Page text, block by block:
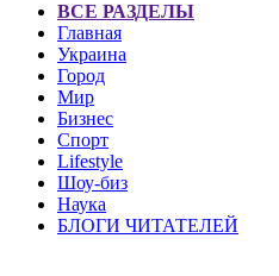
ВСЕ РАЗДЕЛЫ
Главная
Украина
Город
Мир
Бизнес
Спорт
Lifestyle
Шоу-биз
Наука
БЛОГИ ЧИТАТЕЛЕЙ